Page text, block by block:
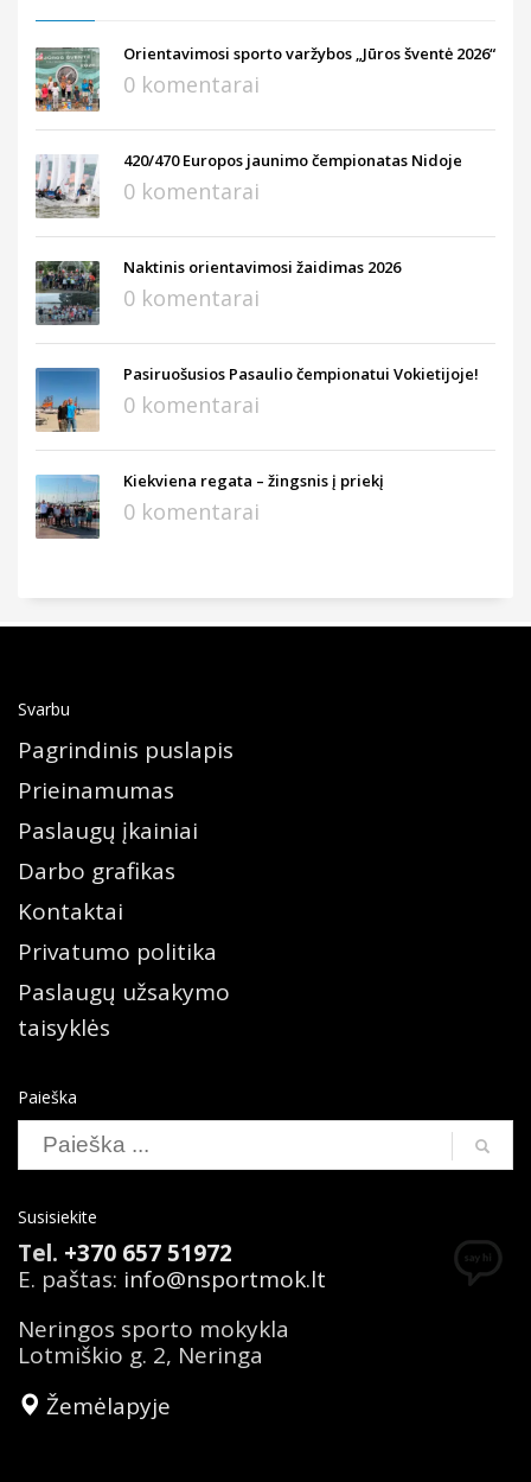
Orientavimosi sporto varžybos „Jūros šventė 2026“
0 komentarai
420/470 Europos jaunimo čempionatas Nidoje
0 komentarai
Naktinis orientavimosi žaidimas 2026
0 komentarai
Pasiruošusios Pasaulio čempionatui Vokietijoje!
0 komentarai
Kiekviena regata – žingsnis į priekį
0 komentarai
Svarbu
Pagrindinis puslapis
Prieinamumas
Paslaugų įkainiai
Darbo grafikas
Kontaktai
Privatumo politika
Paslaugų užsakymo
taisyklės
Paieška
Susisiekite
Tel. +370 657 51972
E. paštas: info@nsportmok.lt
Neringos sporto mokykla
Lotmiškio g. 2, Neringa
Žemėlapyje